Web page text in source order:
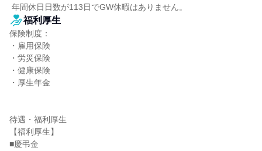
年間休日日数が113日でGW休暇はありません。
福利厚生
保険制度：
・雇用保険
・労災保険
・健康保険
・厚生年金
待遇・福利厚生
【福利厚生】
■慶弔金